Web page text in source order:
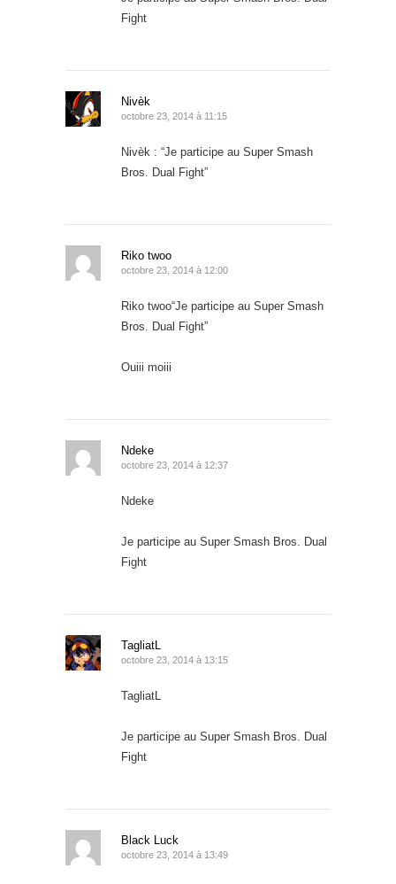
Fight
Nivèk
octobre 23, 2014 à 11:15
Nivèk : “Je participe au Super Smash
Bros. Dual Fight”
Riko twoo
octobre 23, 2014 à 12:00
Riko twoo“Je participe au Super Smash
Bros. Dual Fight”
Ouiii moiii
Ndeke
octobre 23, 2014 à 12:37
Ndeke
Je participe au Super Smash Bros. Dual
Fight
TagliatL
octobre 23, 2014 à 13:15
TagliatL
Je participe au Super Smash Bros. Dual
Fight
Black Luck
octobre 23, 2014 à 13:49